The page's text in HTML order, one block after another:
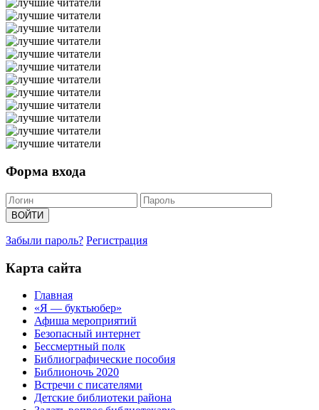
Форма входа
Забыли пароль? Регистрация
Карта сайта
Главная
«Я — буктьюбер»
Афиша мероприятий
Безопасный интернет
Бессмертный полк
Библиографические пособия
Библионочь 2020
Встречи с писателями
Детские библиотеки района